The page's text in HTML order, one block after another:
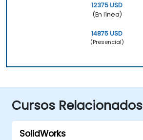
12375 USD
(En línea)
14875 USD
(Presencial)
Cursos Relacionados
SolidWorks